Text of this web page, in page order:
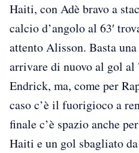
Haiti, con Adè bravo a
calcio d’angolo al 63′
attento Alisson. Basta
arrivare di nuovo al gol al
Endrick, ma, come per
caso c’è il fuorigioco a
finale c’è spazio anche
Haiti e un gol sbagliato